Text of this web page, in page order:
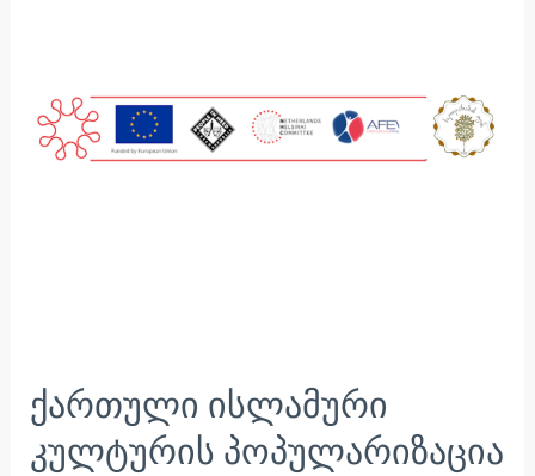
ქართული ისლამური
კულტურის პოპულარიზაცია